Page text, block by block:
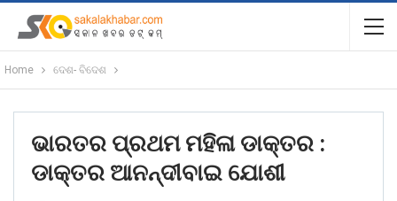
Home ଦେଶ- ବିଦେଶ
ଭାରତର ପ୍ରଥମ ମହିଳା ଡାକ୍ତର :
ଡାକ୍ତର ଆନନ୍ଦୀବାଇ ଯୋଶୀ